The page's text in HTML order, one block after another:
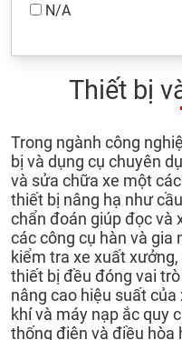
N/A
Thiết bị
Trong ngành công
bị và dụng cụ chuyên
và sửa chữa xe một
thiết bị nâng hạ như
chẩn đoán giúp đọc và
các công cụ hàn và gia
kiểm tra xe xuất
thiết bị đều đóng vai
nâng cao hiệu suất
khí và máy nạp ắc quy
thống điện và điều